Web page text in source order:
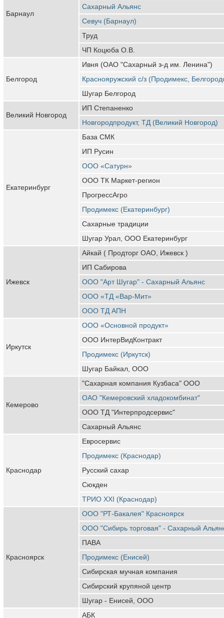
Барнаул
Сахарный Альянс
Севуч (Барнаул)
Труд
ЧП Коцюба О.В.
Белгород
Ивня (ОАО "Сахарный з-д им. Ленина")
Краснояружский с/з (Продимекс,
Шугар Белгород
Великий Новгород
ИП Степаненко
Новгородпродукт, ТД (Великий Новгород)
Екатеринбург
База СМК
ИП Русин
ООО «Сатурн»
ООО ТК Маркет-регион
ПрогрессАгро
Продимекс (Екатеринбург)
Сахарные традиции
Шугар Урал, ООО Екатеринбург
Ижевск
Айкай ( Продторг ОАО, Ижевск )
ИП Сабирова
ООО "Арт Шугар" - Сахарный Альянс
ООО «ТД «Вар-Мит»
ООО ТД АПН
Иркутск
ООО «Основной продукт»
ООО ИнтерВидКонтракт
Продимекс (Иркутск)
Шугар Байкал, ООО
Кемерово
"Сахарная компания Кузбаса" ООО
ОАО "Кемеровский хладокомбинат"
ООО ТД "Интерпродсервис"
Сахарный Альянс
Краснодар
Евросервис
Продимекс (Краснодар)
Русский сахар
Сюкден
ТРИО XXI (Краснодар)
Красноярск
ООО "РТ-Бакалея" Красноярск
ООО "Сибирь торговая" - Сахарный
ПАВА
Продимекс (Енисей)
Сибирская мучная компания
Сибирский крупяной центр
Шугар - Енисей, ООО
АБК